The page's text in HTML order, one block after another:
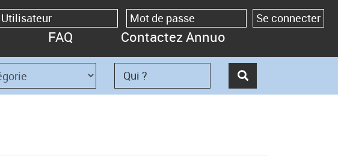
FAQ Contactez Annuo